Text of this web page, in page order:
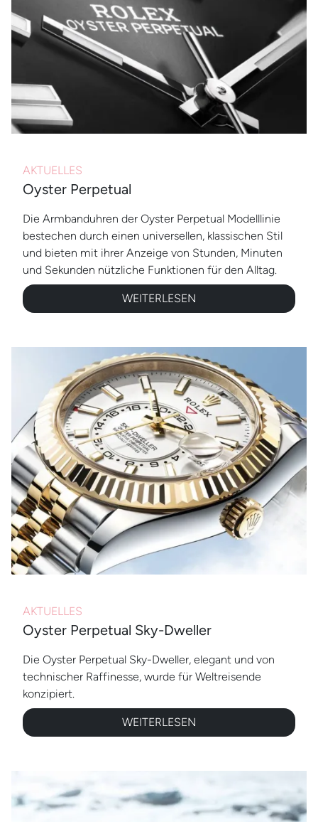
AKTUELLES
Oyster Perpetual
Die Armbanduhren der Oyster Perpetual Modelllinie
bestechen durch einen universellen, klassischen Stil
und bieten mit ihrer Anzeige von Stunden, Minuten
und Sekunden nützliche Funktionen für den Alltag.
WEITERLESEN
AKTUELLES
Oyster Perpetual Sky-Dweller
Die Oyster Perpetual Sky-Dweller, elegant und von
technischer Raffinesse, wurde für Weltreisende
konzipiert.
WEITERLESEN